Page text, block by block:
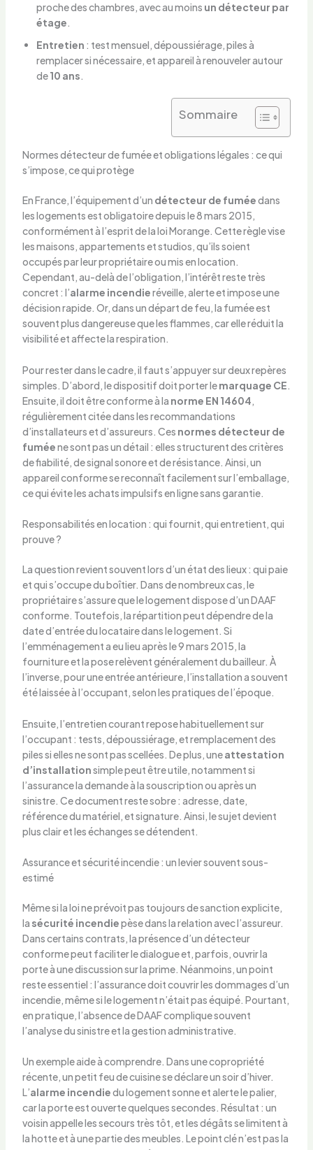
proche des chambres, avec au moins un détecteur par
étage.
Entretien : test mensuel, dépoussiérage, piles à
remplacer si nécessaire, et appareil à renouveler autour
de10 ans.
Sommaire
Normes détecteur de fumée et obligations légales : ce qui
s’impose, ce qui protège
En France, l’équipement d’un détecteur de fuméedans
les logements est obligatoire depuis le 8 mars 2015,
conformément à l’esprit de la loi Morange. Cette règle vise
les maisons, appartements et studios, qu’ils soient
occupés par leur propriétaire ou mis en location.
Cependant, au-delà de l’obligation, l’intérêt reste très
concret : l’alarme incendieréveille, alerte et impose une
décision rapide. Or, dans un départ de feu, la fumée est
souvent plus dangereuse que les flammes, car elle réduit la
visibilité et affecte la respiration.
Pour rester dans le cadre, il faut s’appuyer sur deux repères
simples. D’abord, le dispositif doit porter lemarquage CE.
Ensuite, il doit être conforme à la norme EN 14604,
régulièrement citée dans les recommandations
d’installateurs et d’assureurs. Ces normes détecteur de
fuméene sont pas un détail : elles structurent des critères
de fiabilité, de signal sonore et de résistance. Ainsi, un
appareil conforme se reconnaît facilement sur l’emballage,
ce qui évite les achats impulsifs en ligne sans garantie.
Responsabilités en location : qui fournit, qui entretient, qui
prouve ?
La question revient souvent lors d’un état des lieux : qui paie
et qui s’occupe du boîtier. Dans de nombreux cas, le
propriétaire s’assure que le logement dispose d’un DAAF
conforme. Toutefois, la répartition peut dépendre de la
date d’entrée du locataire dans le logement. Si
l’emménagement a eu lieu après le 9 mars 2015, la
fourniture et la pose relèvent généralement du bailleur. À
l’inverse, pour une entrée antérieure, l’installation a souvent
été laissée à l’occupant, selon les pratiques de l’époque.
Ensuite, l’entretien courant repose habituellement sur
l’occupant : tests, dépoussiérage, et remplacement des
piles si elles ne sont pas scellées. De plus, uneattestation
d’installationsimple peut être utile, notamment si
l’assurance la demande à la souscription ou après un
sinistre. Ce document reste sobre : adresse, date,
référence du matériel, et signature. Ainsi, le sujet devient
plus clair et les échanges se détendent.
Assurance et sécurité incendie : un levier souvent sous-
estimé
Même si la loi ne prévoit pas toujours de sanction explicite,
la sécurité incendiepèse dans la relation avec l’assureur.
Dans certains contrats, la présence d’un détecteur
conforme peut faciliter le dialogue et, parfois, ouvrir la
porte à une discussion sur la prime. Néanmoins, un point
reste essentiel : l’assurance doit couvrir les dommages d’un
incendie, même si le logement n’était pas équipé. Pourtant,
en pratique, l’absence de DAAF complique souvent
l’analyse du sinistre et la gestion administrative.
Un exemple aide à comprendre. Dans une copropriété
récente, un petit feu de cuisine se déclare un soir d’hiver.
L’alarme incendiedu logement sonne et alerte le palier,
car la porte est ouverte quelques secondes. Résultat : un
voisin appelle les secours très tôt, et les dégâts se limitent à
la hotte et à une partie des meubles. Le point clé n’est pas la